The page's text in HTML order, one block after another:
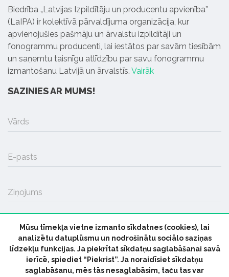
Biedrība „Latvijas Izpildītāju un producentu apvienība”
(LaIPA) ir kolektīvā pārvaldījuma organizācija, kur
apvienojušies pašmāju un ārvalstu izpildītāji un
fonogrammu producenti, lai iestātos par savām tiesībām
un saņemtu taisnīgu atlīdzību par savu fonogrammu
izmantošanu Latvijā un ārvalstīs. Vairāk
SAZINIES AR MUMS!
Vārds
E-pasts
Ziņojums
SŪTĪT
Mūsu tīmekļa vietne izmanto sīkdatnes (cookies), lai
analizētu datuplūsmu un nodrošinātu sociālo saziņas
līdzekļu funkcijas. Ja piekrītat sīkdatņu saglabāšanai savā
ierīcē, spiediet “Piekrist”. Ja noraidīsiet sīkdatņu
saglabāšanu, mēs tās nesaglabāsim, taču tas var